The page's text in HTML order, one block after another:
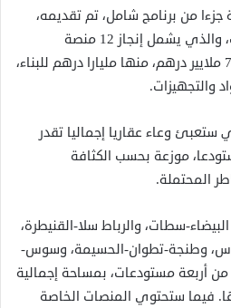
من برنامج شامل، تم تقديمه،
بهذه المناسبة، لجلالة الملك، والذي يشمل إنجاز 12 منصة
باستثمار إجمالي تبلغ قيمته 7 ملايير درهم، منها مليارا درهم للبناء،
وعاء عقاريا إجماليا تقدر
بـ 240 هكتارا، 36 مستودعا، موزعة بحسب الكثافة
المحتملة.
سطات، والرباط سلا-القنيطرة،
وطنجة-تطوان-الحسيمة، وسوس-
أربعة مستودعات، بمساحة إجمالية
منها. فيما ستحتوي المنصات الخاصة